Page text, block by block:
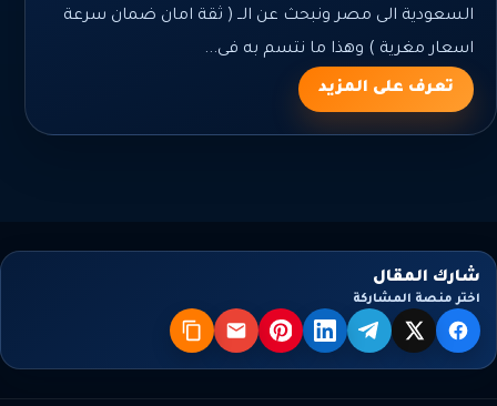
السعودية الى مصر ونبحث عن الــ ( ثقة امان ضمان سرعة
اسعار مغرية ) وهذا ما نتسم به فى...
تعرف على المزيد
شارك المقال
اختر منصة المشاركة
فيسبوك
X تيليجراملينكدإنبنترستالبريد نسخ